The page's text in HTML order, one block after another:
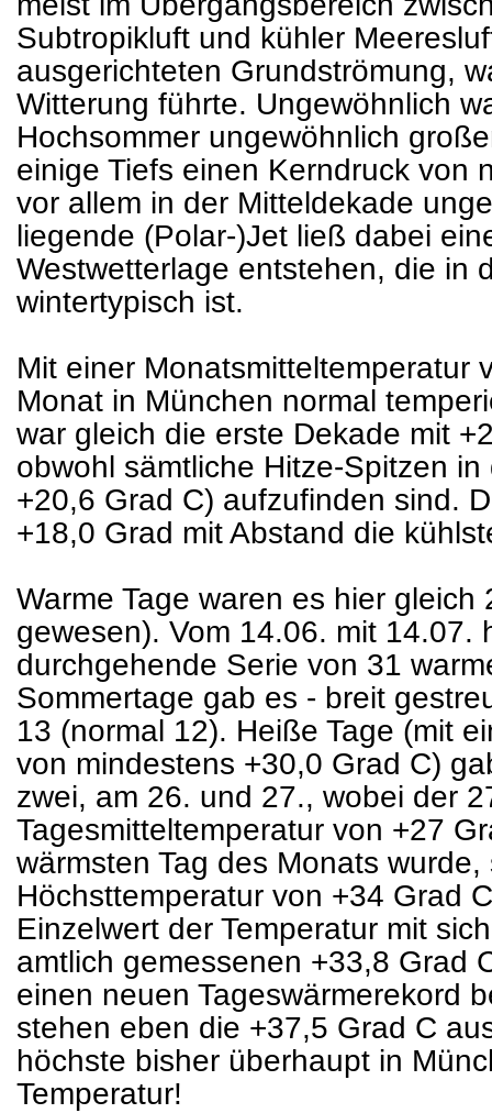
Subtropikluft und kühler
ausgerichteten Grundströmung,
Witterung führte. Ungewöhnlich
Hochsommer ungewöhnlich
einige Tiefs einen Kerndruck von
vor allem in der Mitteldekade
liegende (Polar-)Jet ließ dabei
Westwetterlage entstehen, die in
wintertypisch ist.
Mit einer Monatsmitteltemperatur
Monat in München normal
war gleich die erste Dekade mit
obwohl sämtliche Hitze-Spitzen
+20,6 Grad C) aufzufinden sind.
+18,0 Grad mit Abstand die
Warme Tage waren es hier gleich
gewesen). Vom 14.06. mit 14.07.
durchgehende Serie von 31
Sommertage gab es - breit
13 (normal 12). Heiße Tage (mit
von mindestens +30,0 Grad C)
zwei, am 26. und 27., wobei der
Tagesmitteltemperatur von +27
wärmsten Tag des Monats
Höchsttemperatur von +34 Grad
Einzelwert der Temperatur mit
amtlich gemessenen +33,8 Grad
einen neuen Tageswärmerekord
stehen eben die +37,5 Grad C
höchste bisher überhaupt in
Temperatur!